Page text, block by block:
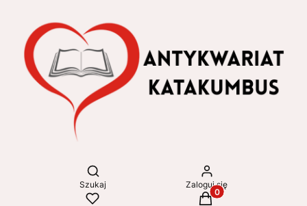
Otwórz wyszukiwarkę
Szukaj Zaloguj się
Produkty w koszyku: